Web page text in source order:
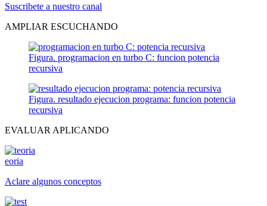
Suscribete a nuestro canal
AMPLIAR ESCUCHANDO
Figura. programacion en turbo C: funcion potencia
recursiva
Figura. resultado ejecucion programa: funcion potencia
recursiva
EVALUAR APLICANDO
eoria
Aclare algunos conceptos